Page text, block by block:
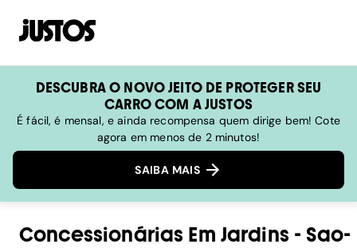
DESCUBRA O NOVO JEITO DE PROTEGER SEU
CARRO COM A JUSTOS
É fácil, é mensal, e ainda recompensa quem dirige bem! Cote
agora em menos de 2 minutos!
SAIBA MAIS
Concessionárias Em Jardins - Sao-